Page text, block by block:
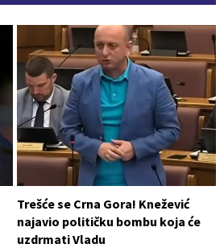
Trešće se Crna Gora! Knežević
najavio političku bombu koja će
uzdrmati Vladu